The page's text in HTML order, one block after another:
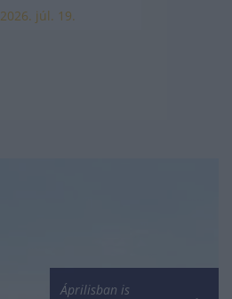
2026. júl. 19.
Áprilisban is